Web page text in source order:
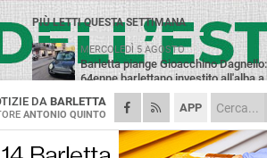
APP
DABARLETTA
ANTONIO QUINTO
PIÙ LETTI QUESTA SETTIMANA
MERCOLEDÌ 5 AGOSTO
Barletta piange Gioacchino Dagnello:
64enne barlettano investito all'alba a
GIOVEDÌ 6 AGOSTO
Il ricordo di "Cecco", il benzinaio col
sorriso: «Contava i giorni che lo
separavano dalla pensione»
MERCOLEDÌ 5 AGOSTO